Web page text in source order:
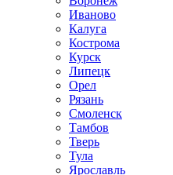
Иваново
Калуга
Кострома
Курск
Липецк
Орел
Рязань
Смоленск
Тамбов
Тверь
Тула
Ярославль